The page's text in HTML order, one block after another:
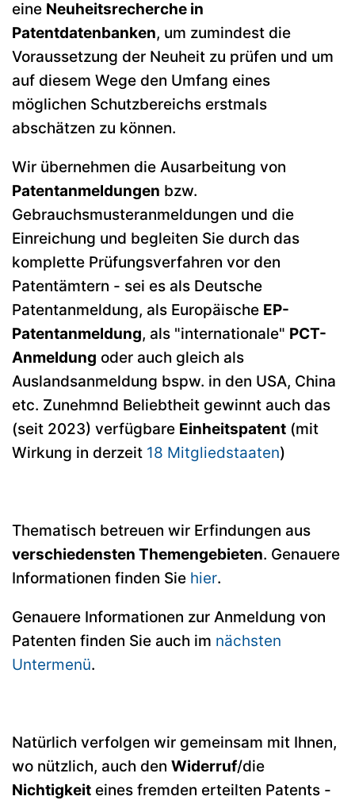
eine Neuheitsrecherche in
Patentdatenbanken, um zumindest die
Voraussetzung der Neuheit zu prüfen und um
auf diesem Wege den Umfang eines
möglichen Schutzbereichs erstmals
abschätzen zu können.
Wir übernehmen die Ausarbeitung von
Patentanmeldungen bzw.
Gebrauchsmusteranmeldungen und die
Einreichung und begleiten Sie durch das
komplette Prüfungsverfahren vor den
Patentämtern - sei es als Deutsche
Patentanmeldung, als Europäische EP-
Patentanmeldung, als "internationale" PCT-
Anmeldung oder auch gleich als
Auslandsanmeldung bspw. in den USA, China
etc. Zunehmnd Beliebtheit gewinnt auch das
(seit 2023) verfügbare Einheitspatent (mit
Wirkung in derzeit 18 Mitgliedstaaten)
Thematisch betreuen wir Erfindungen aus
verschiedensten Themengebieten. Genauere
Informationen finden Sie hier.
Genauere Informationen zur Anmeldung von
Patenten finden Sie auch im nächsten
Untermenü.
Natürlich verfolgen wir gemeinsam mit Ihnen,
wo nützlich, auch den Widerruf/die
Nichtigkeit eines fremden erteilten Patents -